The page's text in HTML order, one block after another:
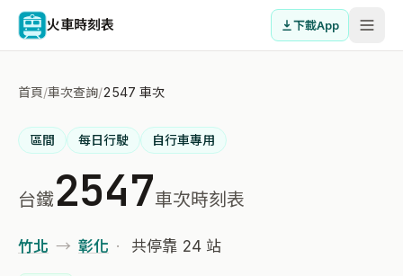
火車時刻表 下載App
首頁/車次查詢/2547 車次
區間 每日行駛 自行車專用
台鐵2547車次時刻表
竹北 → 彰化 · 共停靠 24 站